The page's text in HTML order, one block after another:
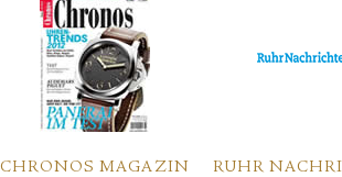
CHRONOS MAGAZIN
RUHR